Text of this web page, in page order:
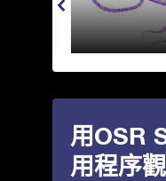
用OSR
用程序